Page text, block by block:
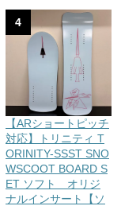
4
【ARショートピッチ
対応】トリニティ T
ORINITY-SSST SNO
WSCOOT BOARD S
ET ソフト オリジ
ナルインサート【ソ